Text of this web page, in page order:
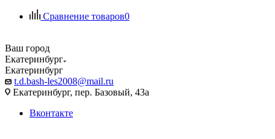
Сравнение товаров0
Ваш город
Екатеринбург
Екатеринбург
t.d.bash-les2008@mail.ru
Екатеринбург, пер. Базовый, 43а
Вконтакте